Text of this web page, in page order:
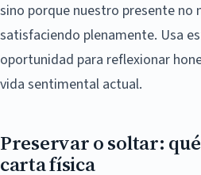
sino porque nuestro presente no
satisfaciendo plenamente. Usa
oportunidad para reflexionar
vida sentimental actual.
Preservar o soltar:
carta física